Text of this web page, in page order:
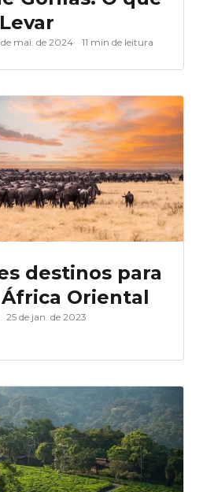
Levar
de mai. de 2024 11 min de leitura
destinos para
Oriental
25 de jan. de 2023